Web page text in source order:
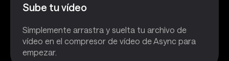
Sube tu vídeo
Simplemente arrastra y suelta tu archivo de
vídeo en el compresor de vídeo de Async para
empezar.